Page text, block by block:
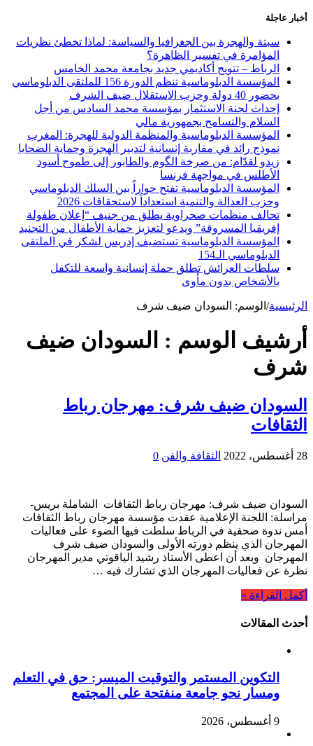
أخبار عاجلة
سبتة والهجرة بين الجغرافيا والسياسة: لماذا تخطئ نظريات
المؤامرة في تفسير الظاهرة؟
الرباط – تتويج أكاديمي جديد بجامعة محمد الخامس
المؤسسة الدبلوماسية تنظم الدورة 156 للملتقى الدبلوماسي
بحضور 40 دولة وحزب الاستقلال ضيف الشرف
إحداث لجنة الاستثمار بمؤسسة محمد السادس من أجل
السلام والتسامح بجمهورية مالي
المؤسسة الدبلوماسية والمنظمة الدولية للهجرة: المغرب
نموذج رائد في مقاربة إنسانية لتدبير الهجرة وحماية الضحايا
زيدو لقدّام: من صرخة الگوم والطابور إلى طموح أسود
الأطلس في مواجهة فرنسا
المؤسسة الدبلوماسية تفتح حواراً بين السلك الدبلوماسي
وحزب العدالة والتنمية استعداداً لاستحقاقات 2026
تحالف منظمات صحراوية يطلق من جنيف “إعلان طفولة
إفريقيا المسروقة” ويدعو لتعزيز حماية الأطفال من التجنيد
المؤسسة الدبلوماسية تستضيف إدريس لشكر في الملتقى
الدبلوماسي الـ154
سلطات العرائش تطلق حملة إنسانية واسعة للتكفل
بالأشخاص بدون مأوى
الرئيسية/ الوسم: السودان ضيف شرف
أرشيف الوسم : السودان ضيف
شرف
السودان ضيف شرف: مهرجان رباط
الثقافات
28 أغسطس، 2022 الثقافة والفن 0
السودان ضيف شرف: مهرجان رباط الثقافات الشاملة بريس-
مراسلة: اللجنة الإعلامية عقدت مؤسسة مهرجان رباط الثقافات
أمس ندوة صحفية في الرباط سلطت فيها الضوء على فعاليات
المهرجان الذي ينظم دورته الأولى والسودان ضيف شرف
المهرجان وبعد أن اعطى الأستاذ رشيد الياقوتي مدير المهرجان
نظرة عن فعاليات المهرجان الذي تشارك فيه …
أكمل القراءة »
أحدث المقالات
التكوين المستمر والتوقيت الميسر: حق في التعلم
ومسار نحو جامعة منفتحة على المجتمع
9 أغسطس، 2026